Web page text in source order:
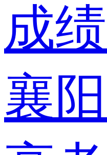
成
襄